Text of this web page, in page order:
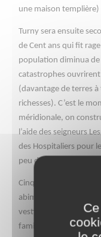
une maison templière)
Turny sera ensuite
de Cent ans qui fit
population diminua de
catastrophes
(davantage de terres
richesses). C’est le
méridionale, on
l’aide des seigneurs
des Hospitaliers pour
peu de temps à partir
Cinquante ans plus
abiment l’église. De
vestiges d’un château
famille Piedefer. C’est